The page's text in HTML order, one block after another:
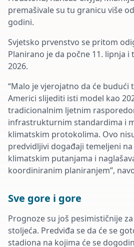
premašivale su tu granicu više
godini.
Svjetsko prvenstvo se pritom
Planirano je da počne 11. lipnja i
2026.
“Malo je vjerojatno da će budući
Americi slijediti isti model kao
tradicionalnim ljetnim
infrastrukturnim standardima i
klimatskim protokolima. Ovo
predvidljivi događaji temeljeni
klimatskim putanjama i
koordiniranim planiranjem”,
Sve gore i gore
Prognoze su još pesimističnije
stoljeća. Predviđa se da će se
stadiona na kojima će se